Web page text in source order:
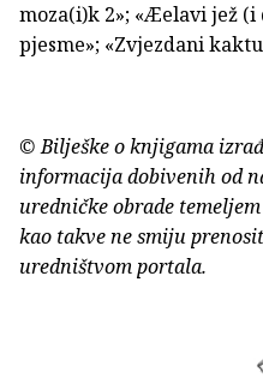
moza(i)k 2»; «Æelavi jež (i
pjesme»; «Zvjezdani
© Bilješke o knjigama
informacija dobivenih od
uredničke obrade
kao takve ne smiju
uredništvom portala.